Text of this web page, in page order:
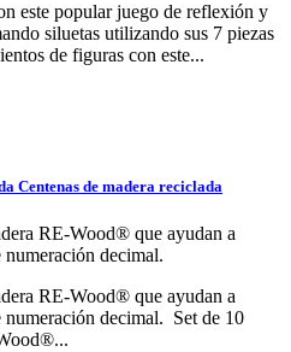
este popular juego de reflexión y
siluetas utilizando sus 7 piezas
de figuras con este...
Centenas de madera reciclada
RE-Wood® que ayudan a
numeración decimal.
RE-Wood® que ayudan a
numeración decimal. Set de 10